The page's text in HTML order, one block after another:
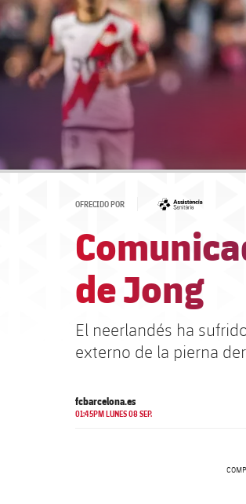
OFRECIDO POR
de Jong
El neerlandés ha
externo de la pierna
fcbarcelona.es
01:45PM LUNES 08 SEP.